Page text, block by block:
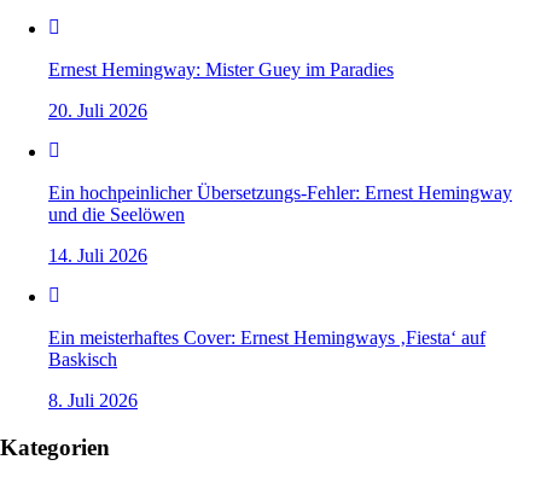
Ernest Hemingway: Mister Guey im Paradies
20. Juli 2026
Ein hochpeinlicher Übersetzungs-Fehler: Ernest Hemingway
und die Seelöwen
14. Juli 2026
Ein meisterhaftes Cover: Ernest Hemingways ‚Fiesta‘ auf
Baskisch
8. Juli 2026
Kategorien